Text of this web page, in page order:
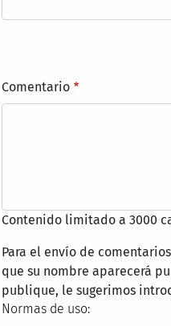
Comentario
Contenido limitado a 3000
Para el envío de
que su nombre aparecerá
publique, le sugerimos
Normas de uso: